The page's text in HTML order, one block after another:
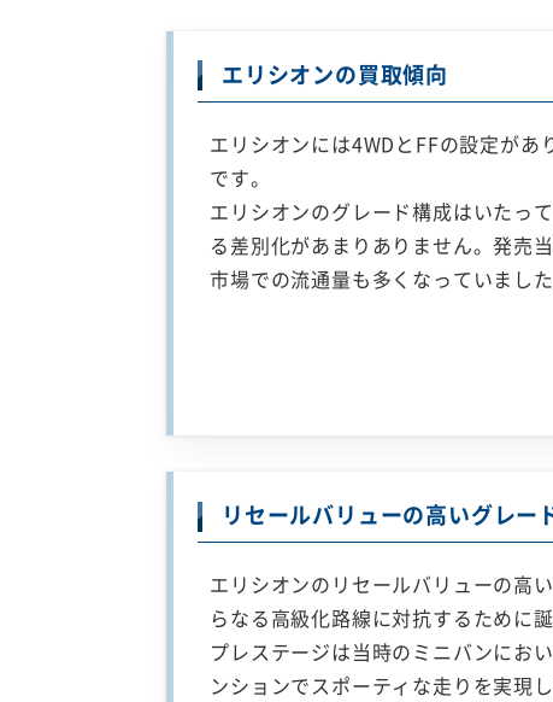
エリシオンの買取傾向
エリシオンには4WDとFFの設定が
です。
エリシオンのグレード構成はいたっ
る差別化があまりありません。発売
市場での流通量も多くなっていました
リセールバリューの高いグレー
エリシオンのリセールバリューの高
らなる高級化路線に対抗するために
プレステージは当時のミニバンにお
ンションでスポーティな走りを実現